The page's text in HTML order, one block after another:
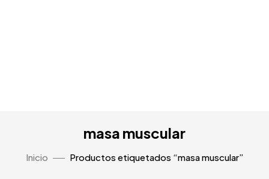
masa muscular
Inicio Productos etiquetados “masa muscular”